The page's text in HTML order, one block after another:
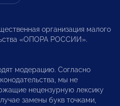
организация малого
«ОПОРА РОССИИ».
модерацию. Согласно
мы не
нецензурную лексику
замены букв точками,